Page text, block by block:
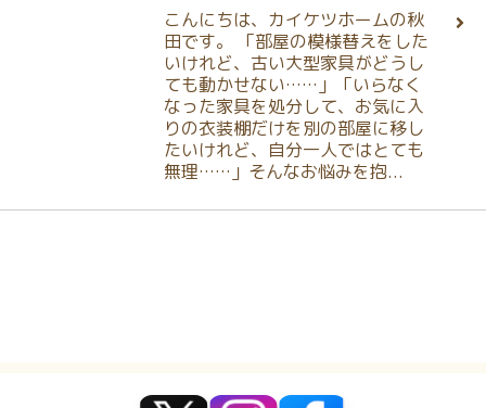
こんにちは、カイケツホームの秋
田です。 「部屋の模様替えをした
いけれど、古い大型家具がどうし
ても動かせない……」「いらなく
なった家具を処分して、お気に入
りの衣装棚だけを別の部屋に移し
たいけれど、自分一人ではとても
無理……」そんなお悩みを抱...